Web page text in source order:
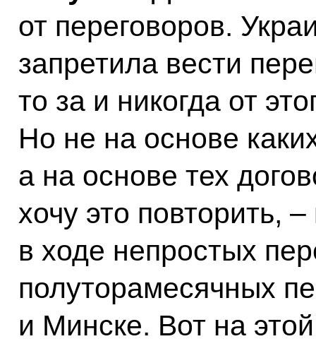
от переговоров.
запретила вести
то за и никогда от
Но не на основе
а на основе тех
хочу это повторить,
в ходе непростых
полуторамесячных
и Минске. Вот на